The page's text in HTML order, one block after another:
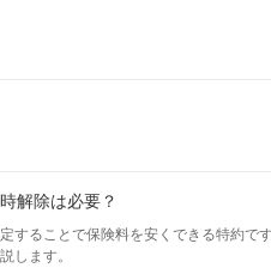
解除は必要？
することで保険料を安くできる特約で
します。